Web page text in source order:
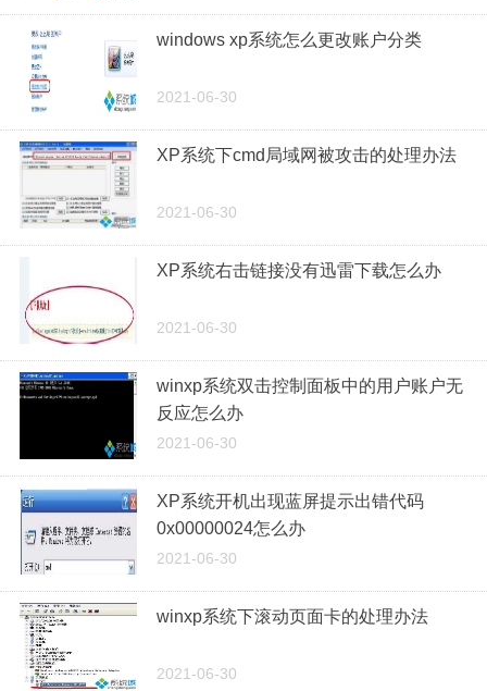
windows xp系统怎么更改账户分类
2021-06-30
XP系统下cmd局域网被攻击的处理办法
2021-06-30
XP系统右击链接没有迅雷下载怎么办
2021-06-30
winxp系统双击控制面板中的用户账户无
反应怎么办
2021-06-30
XP系统开机出现蓝屏提示出错代码
0x00000024怎么办
2021-06-30
winxp系统下滚动页面卡的处理办法
2021-06-30